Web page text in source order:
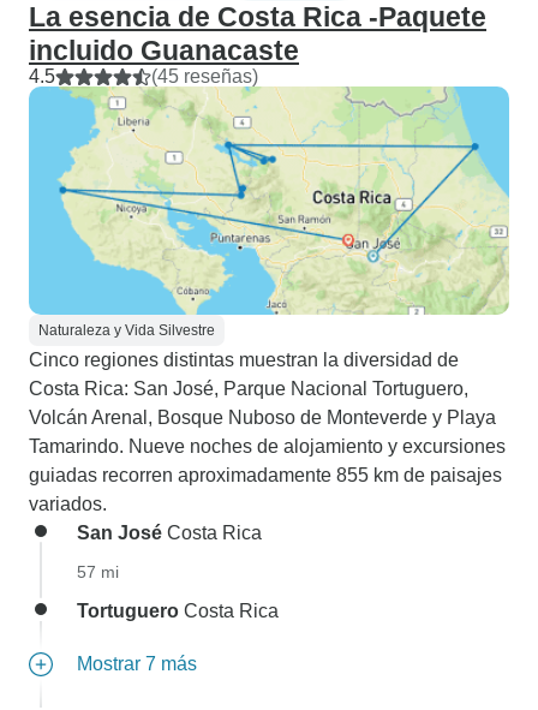
La esencia de Costa Rica -Paquete
incluido Guanacaste
4.5 (45 reseñas)
Naturaleza y Vida Silvestre
Cinco regiones distintas muestran la diversidad de
Costa Rica: San José, Parque Nacional Tortuguero,
Volcán Arenal, Bosque Nuboso de Monteverde y Playa
Tamarindo. Nueve noches de alojamiento y excursiones
guiadas recorren aproximadamente 855 km de paisajes
variados.
San José Costa Rica
57 mi
Tortuguero Costa Rica
Mostrar 7 más